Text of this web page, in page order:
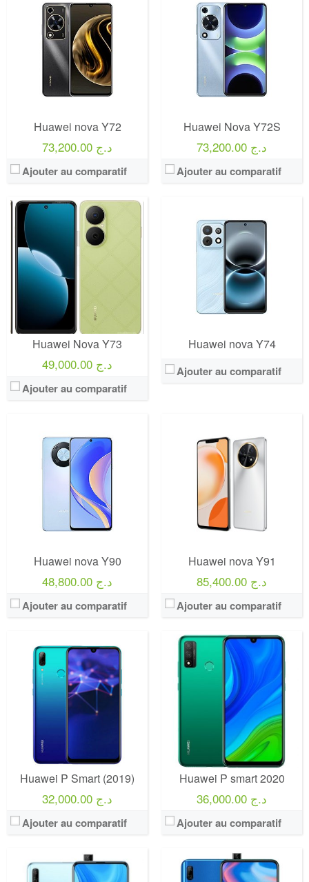
Huawei nova Y72
73,200.00 د.ج
Ajouter au comparatif
Huawei Nova Y72S
73,200.00 د.ج
Ajouter au comparatif
Huawei Nova Y73
49,000.00 د.ج
Ajouter au comparatif
Huawei nova Y74
Ajouter au comparatif
Huawei nova Y90
48,800.00 د.ج
Ajouter au comparatif
Huawei nova Y91
85,400.00 د.ج
Ajouter au comparatif
Huawei P Smart (2019)
32,000.00 د.ج
Ajouter au comparatif
Huawei P smart 2020
36,000.00 د.ج
Ajouter au comparatif